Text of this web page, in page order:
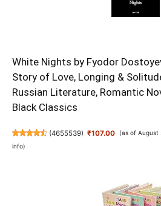
White Nights by Fyodor
Story of Love, Longing &
Russian Literature, Romantic
Black Classics
(4655539) ₹107.00 (as of August
info)